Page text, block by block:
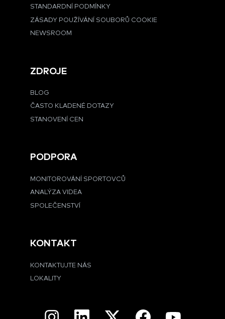
STANDARDNÍ PODMÍNKY
ZÁSADY POUŽÍVÁNÍ SOUBORŮ COOKIE
NEWSROOM
ZDROJE
BLOG
ČASTO KLADENÉ DOTAZY
STANOVENÍ CEN
PODPORA
MONITOROVÁNÍ SPORTOVCŮ
ANALÝZA VIDEA
SPOLEČENSTVÍ
KONTAKT
KONTAKTUJTE NÁS
LOKALITY